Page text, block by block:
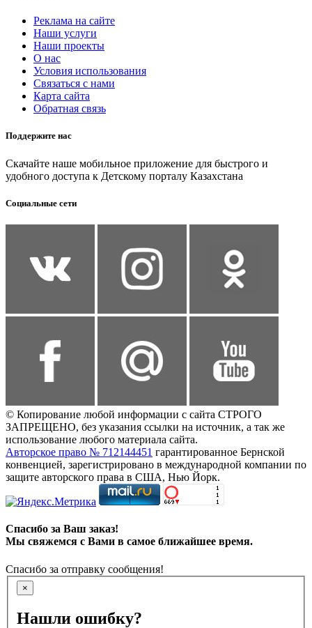
Реклама на сайте
Наши услуги
Наши проекты
О нас
Условия использования
Связаться с нами
Карта сайта
Обратная связь
Поддержите нас
Скачайте наше мобильное приложение для быстрого и
удобного доступа к Детскому порталу Казахстана
Социальные сети
© Копирование любой информации с сайта СТРОГО
ЗАПРЕЩЕНО, без указания ссылки на источник, а так же
использование любого материала сайта.
Авторское право № 712144451 гарантированное Бернской
конвенцией, зарегистрировано в международной компании по
защите авторского права в США, Нью Йорк.
Спасибо за Ваш заказ!
Мы свяжемся с Вами в самое ближайшее время.
Спасибо за отправку сообщения!
×
Нашли ошибку?